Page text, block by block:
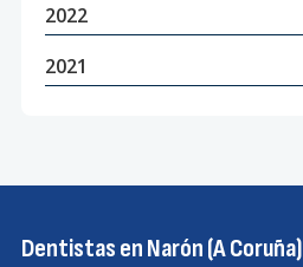
2022
2021
Dentistas en Narón (A Coruña)